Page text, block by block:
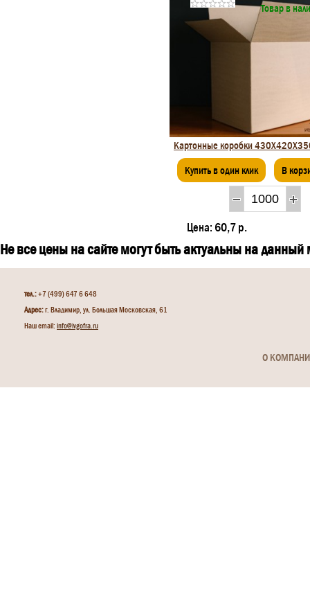
Товар в
Картонные коробки
Купить в один клик В
Цена: 60,7 р.
Не все цены на сайте могут быть актуальны на
тел.:+7 (499) 647 6 648
Адрес:г. Владимир, ул. Большая Московская, 61
Наш email: info@ivgofra.ru
О